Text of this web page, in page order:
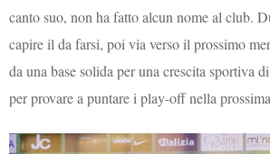
canto suo, non ha fatto alcun nome al club.
capire il da farsi, poi via verso il prossimo
da una base solida per una crescita sportiva
per provare a puntare i play-off nella